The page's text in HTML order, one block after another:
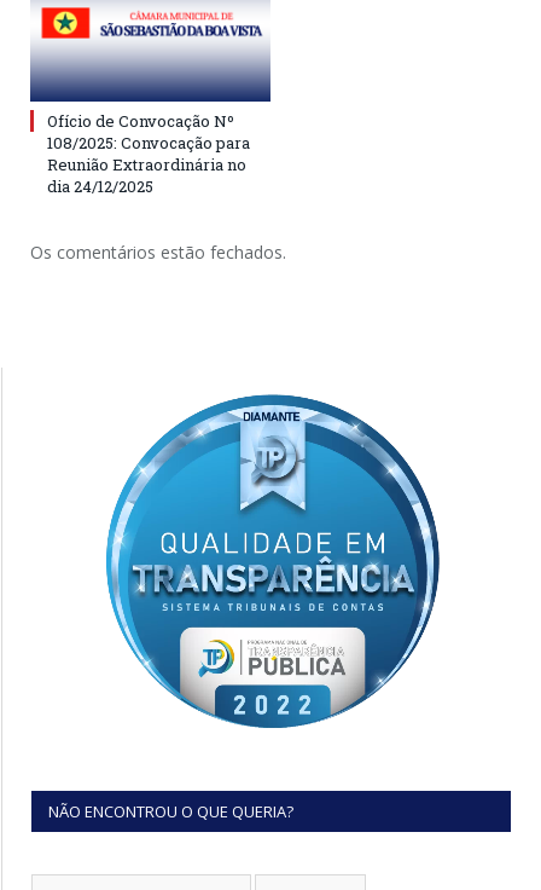
Ofício de Convocação Nº
108/2025: Convocação para
Reunião Extraordinária no
dia 24/12/2025
Os comentários estão fechados.
NÃO ENCONTROU O QUE QUERIA?